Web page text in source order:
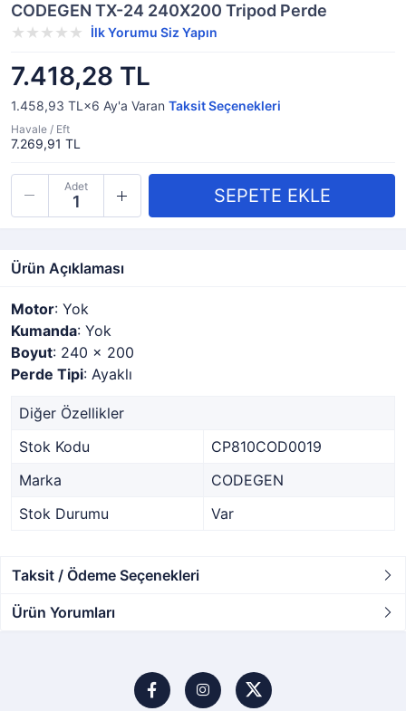
CODEGEN TX-24 240X200 Tripod Perde
İlk Yorumu Siz Yapın
7.418,28 TL
1.458,93 TL×6 Ay'a Varan Taksit Seçenekleri
Havale / Eft
7.269,91 TL
Adet
Ürün Açıklaması
Motor: Yok
Kumanda: Yok
Boyut: 240 x 200
Perde Tipi: Ayaklı
Diğer Özellikler
Stok Kodu
CP810COD0019
Marka
CODEGEN
Stok Durumu
Var
Taksit / Ödeme Seçenekleri
Ürün Yorumları